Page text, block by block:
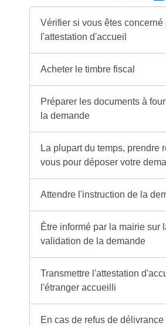
Vérifier si vous êtes concerné
l'attestation d'accueil
Acheter le timbre fiscal
Préparer les documents à
la demande
La plupart du temps, prendre
vous pour déposer votre
Attendre l'instruction de la
Être informé par la mairie sur
validation de la demande
Transmettre l'attestation
l'étranger accueilli
En cas de refus de délivrance